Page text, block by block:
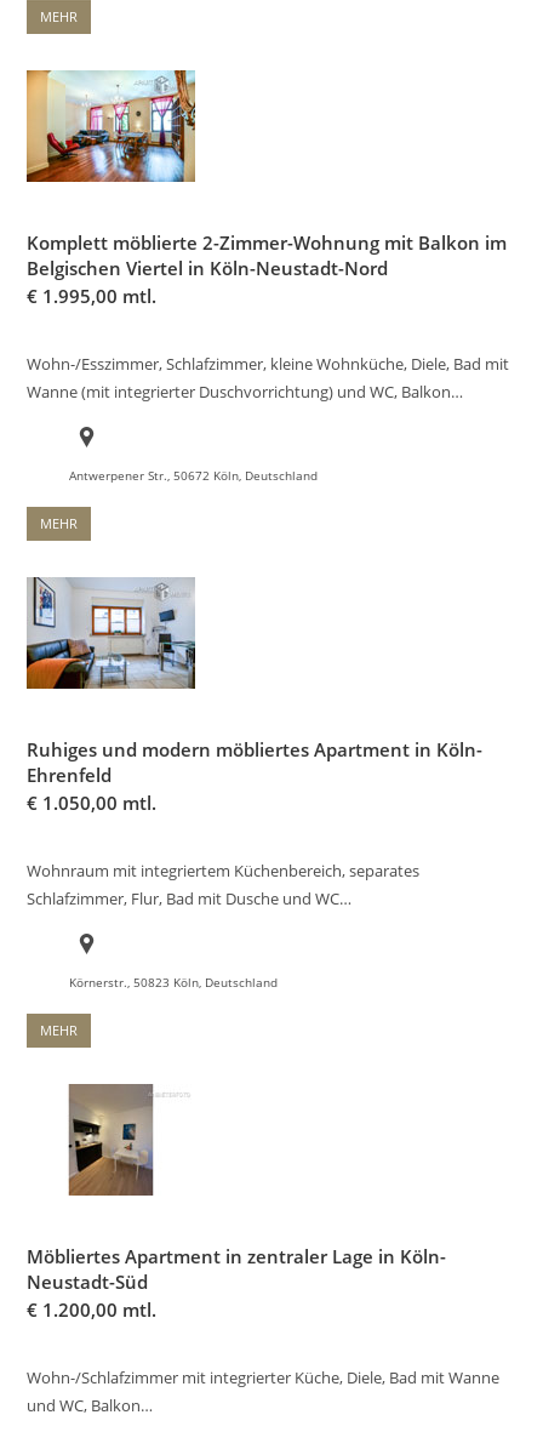
MEHR
Komplett möblierte 2-Zimmer-Wohnung mit Balkon im
Belgischen Viertel in Köln-Neustadt-Nord
€ 1.995,00 mtl.
Wohn-/Esszimmer, Schlafzimmer, kleine Wohnküche, Diele, Bad mit
Wanne (mit integrierter Duschvorrichtung) und WC, Balkon…
Antwerpener Str., 50672 Köln, Deutschland
MEHR
Ruhiges und modern möbliertes Apartment in Köln-
Ehrenfeld
€ 1.050,00 mtl.
Wohnraum mit integriertem Küchenbereich, separates
Schlafzimmer, Flur, Bad mit Dusche und WC…
Körnerstr., 50823 Köln, Deutschland
MEHR
Möbliertes Apartment in zentraler Lage in Köln-
Neustadt-Süd
€ 1.200,00 mtl.
Wohn-/Schlafzimmer mit integrierter Küche, Diele, Bad mit Wanne
und WC, Balkon…